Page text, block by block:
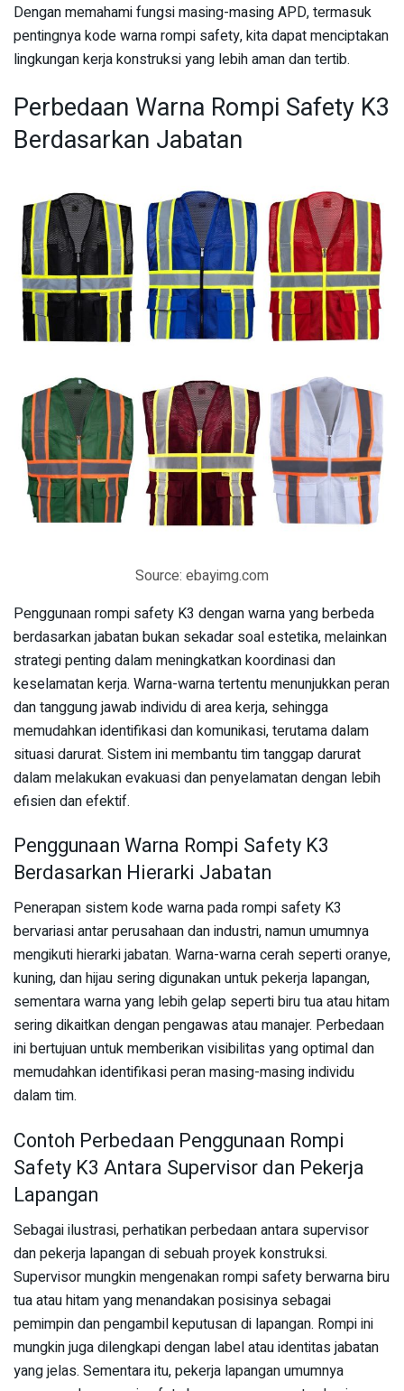
Dengan memahami fungsi masing-masing APD, termasuk
pentingnya kode warna rompi safety, kita dapat menciptakan
lingkungan kerja konstruksi yang lebih aman dan tertib.
Perbedaan Warna Rompi Safety K3
Berdasarkan Jabatan
Source: ebayimg.com
Penggunaan rompi safety K3 dengan warna yang berbeda
berdasarkan jabatan bukan sekadar soal estetika, melainkan
strategi penting dalam meningkatkan koordinasi dan
keselamatan kerja. Warna-warna tertentu menunjukkan peran
dan tanggung jawab individu di area kerja, sehingga
memudahkan identifikasi dan komunikasi, terutama dalam
situasi darurat. Sistem ini membantu tim tanggap darurat
dalam melakukan evakuasi dan penyelamatan dengan lebih
efisien dan efektif.
Penggunaan Warna Rompi Safety K3
Berdasarkan Hierarki Jabatan
Penerapan sistem kode warna pada rompi safety K3
bervariasi antar perusahaan dan industri, namun umumnya
mengikuti hierarki jabatan. Warna-warna cerah seperti oranye,
kuning, dan hijau sering digunakan untuk pekerja lapangan,
sementara warna yang lebih gelap seperti biru tua atau hitam
sering dikaitkan dengan pengawas atau manajer. Perbedaan
ini bertujuan untuk memberikan visibilitas yang optimal dan
memudahkan identifikasi peran masing-masing individu
dalam tim.
Contoh Perbedaan Penggunaan Rompi
Safety K3 Antara Supervisor dan Pekerja
Lapangan
Sebagai ilustrasi, perhatikan perbedaan antara supervisor
dan pekerja lapangan di sebuah proyek konstruksi.
Supervisor mungkin mengenakan rompi safety berwarna biru
tua atau hitam yang menandakan posisinya sebagai
pemimpin dan pengambil keputusan di lapangan. Rompi ini
mungkin juga dilengkapi dengan label atau identitas jabatan
yang jelas. Sementara itu, pekerja lapangan umumnya